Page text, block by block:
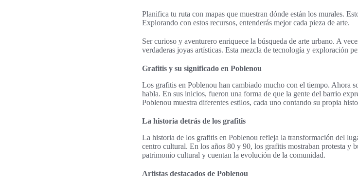
Planifica tu ruta con mapas que muestran dónde están los murales.
Explorando con estos recursos, entenderás mejor cada pieza de arte.
Ser curioso y aventurero enriquece la búsqueda de arte urbano. A
verdaderas joyas artísticas. Esta mezcla de tecnología y exploración
Grafitis y su significado en Poblenou
Los grafitis en Poblenou han cambiado mucho con el tiempo. Ahora
habla. En sus inicios, fueron una forma de que la gente del barrio
Poblenou muestra diferentes estilos, cada uno contando su propia
La historia detrás de los grafitis
La historia de los grafitis en Poblenou refleja la transformación del
centro cultural. En los años 80 y 90, los grafitis mostraban protesta y
patrimonio cultural y cuentan la evolución de la comunidad.
Artistas destacados de Poblenou